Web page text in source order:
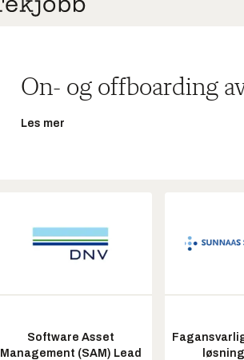
On- og offboarding
Les mer
Software Asset
Management (SAM) Lead